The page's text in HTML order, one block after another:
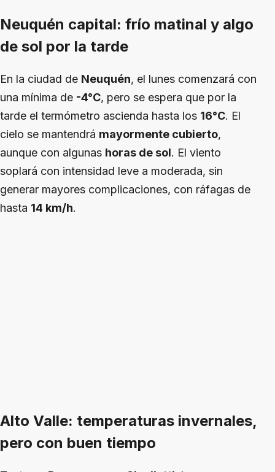
Neuquén capital: frío matinal y algo
de sol por la tarde
En la ciudad de Neuquén, el lunes comenzará con
una mínima de -4°C, pero se espera que por la
tarde el termómetro ascienda hasta los 16°C. El
cielo se mantendrá mayormente cubierto,
aunque con algunas horas de sol. El viento
soplará con intensidad leve a moderada, sin
generar mayores complicaciones, con ráfagas de
hasta 14 km/h.
Alto Valle: temperaturas invernales,
pero con buen tiempo